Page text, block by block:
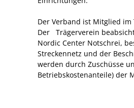
Der Verband ist Mitglied
Der Trägerverein
Nordic Center Notschrei,
Streckennetz und der
werden durch Zuschüsse
Betriebskostenanteile) der